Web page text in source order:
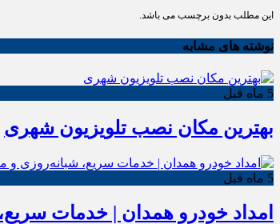
این مطلب بدون برچسب می باشد.
نوشته های مشابه
5 ماه قبل
بهترین مکان نصب تلویزیون شهری
5 ماه قبل
امداد خودرو همدان | خدمات